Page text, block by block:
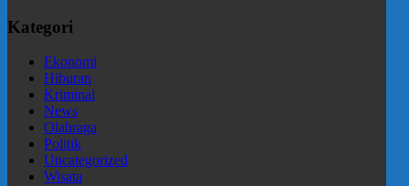
Kategori
Ekonomi
Hiburan
Kriminal
News
Olahraga
Politik
Uncategorized
Wisata